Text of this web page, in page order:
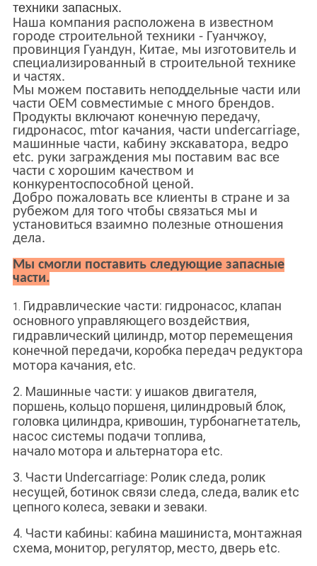
техники запасных.
Наша компания расположена в известном
городе строительной техники - Гуанчжоу,
провинция Гуандун, Китае, мы изготовитель и
специализированный в строительной технике
и частях.
Мы можем поставить неподдельные части или
части OEM совместимые с много брендов.
Продукты включают конечную передачу,
гидронасос, mtor качания, части undercarriage,
машинные части, кабину экскаватора, ведро
etc. руки заграждения мы поставим вас все
части с хорошим качеством и
конкурентоспособной ценой.
Добро пожаловать все клиенты в стране и за
рубежом для того чтобы связаться мы и
установиться взаимно полезные отношения
дела.
Мы смогли поставить следующие запасные
части.
1. Гидравлические части: гидронасос, клапан
основного управляющего воздействия,
гидравлический цилиндр, мотор перемещения
конечной передачи, коробка передач редуктора
мотора качания, etc.
2. Машинные части: y ишаков двигателя,
поршень, кольцо поршеня, цилиндровый блок,
головка цилиндра, кривошин, турбонагнетатель,
насос системы подачи топлива,
начало мотора и альтернатора etc.
3. Части Undercarriage: Ролик следа, ролик
несущей, ботинок связи следа, следа, валик etc
цепного колеса, зеваки и зеваки.
4. Части кабины: кабина машиниста, монтажная
схема, монитор, регулятор, место, дверь etc.